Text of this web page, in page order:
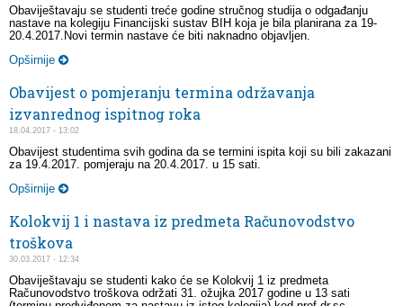
Obaviještavaju se studenti treće godine stručnog studija o odgađanju
nastave na kolegiju Financijski sustav BIH koja je bila planirana za 19-
20.4.2017.Novi termin nastave će biti naknadno objavljen.
Opširnije
Obavijest o pomjeranju termina održavanja
izvanrednog ispitnog roka
18.04.2017 - 13:02
Obavijest studentima svih godina da se termini ispita koji su bili zakazani
za 19.4.2017. pomjeraju na 20.4.2017. u 15 sati.
Opširnije
Kolokvij 1 i nastava iz predmeta Računovodstvo
troškova
30.03.2017 - 12:34
Obaviještavaju se studenti kako će se Kolokvij 1 iz predmeta
Računovodstvo troškova održati 31. ožujka 2017 godine u 13 sati